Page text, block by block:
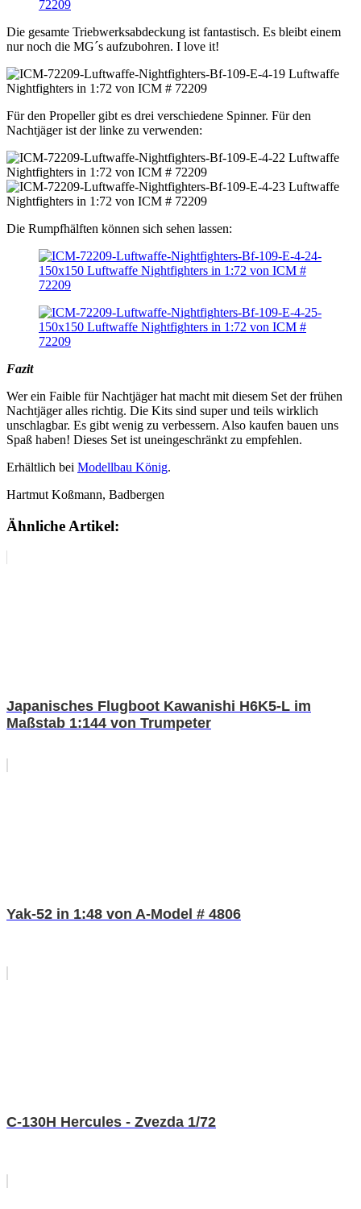
Die gesamte Triebwerksabdeckung ist fantastisch. Es bleibt einem
nur noch die MG´s aufzubohren. I love it!
Für den Propeller gibt es drei verschiedene Spinner. Für den
Nachtjäger ist der linke zu verwenden:
Die Rumpfhälften können sich sehen lassen:
Fazit
Wer ein Faible für Nachtjäger hat macht mit diesem Set der frühen
Nachtjäger alles richtig. Die Kits sind super und teils wirklich
unschlagbar. Es gibt wenig zu verbessern. Also kaufen bauen uns
Spaß haben! Dieses Set ist uneingeschränkt zu empfehlen.
Erhältlich bei Modellbau König.
Hartmut Koßmann, Badbergen
Ähnliche Artikel:
Japanisches Flugboot Kawanishi H6K5-L im
Maßstab 1:144 von Trumpeter
Yak-52 in 1:48 von A-Model # 4806
C-130H Hercules - Zvezda 1/72